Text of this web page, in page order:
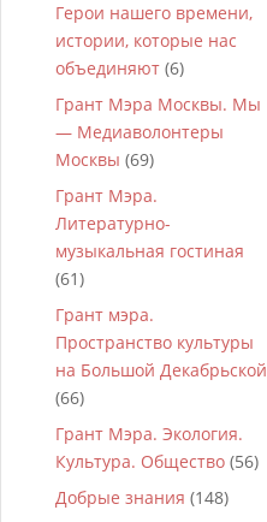
Герои нашего времени,
истории, которые нас
объединяют (6)
Грант Мэра Москвы. Мы
— Медиаволонтеры
Москвы (69)
Грант Мэра.
Литературно-
музыкальная гостиная
(61)
Грант мэра.
Пространство культуры
на Большой Декабрьской
(66)
Грант Мэра. Экология.
Культура. Общество (56)
Добрые знания (148)